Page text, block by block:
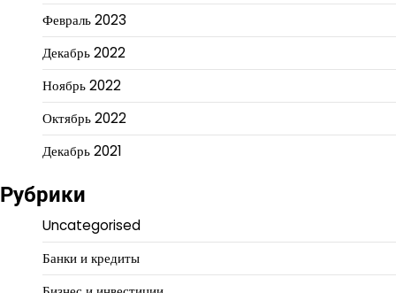
Февраль 2023
Декабрь 2022
Ноябрь 2022
Октябрь 2022
Декабрь 2021
Рубрики
Uncategorised
Банки и кредиты